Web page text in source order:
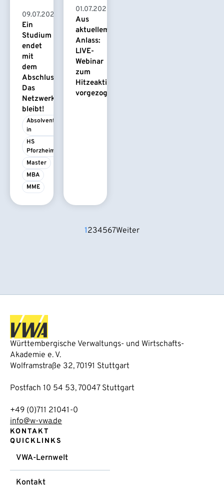
09.07.2026
Ein
Studium
endet
mit
dem
Abschluss.
Das
Netzwerk
bleibt!
Absolvent/-
in
HS
Pforzheim
Master
MBA
MME
01.07.2026
Aus
aktuellem
Anlass:
LIVE-
Webinar
zum
Hitzeaktionsplan
vorgezogen
1234567Weiter
Württembergische Verwaltungs- und Wirtschafts-
Akademie e. V.
Wolframstraße 32, 70191 Stuttgart
Postfach 10 54 53, 70047 Stuttgart
+49 (0)711 21041-0
info@w-vwa.de
KONTAKT
QUICKLINKS
VWA-Lernwelt
Kontakt